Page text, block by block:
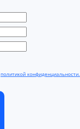
политикой конфиденциальности.